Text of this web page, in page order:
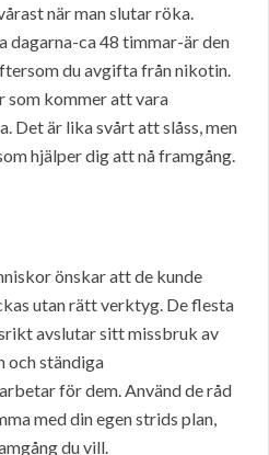
när man slutar röka.
dagarna-ca 48 timmar-är den
du avgifta från nikotin.
som kommer att vara
Det är lika svårt att slåss, men
hjälper dig att nå framgång.
önskar att de kunde
utan rätt verktyg. De flesta
avslutar sitt missbruk av
och ständiga
för dem. Använd de råd
med din egen strids plan,
du vill.